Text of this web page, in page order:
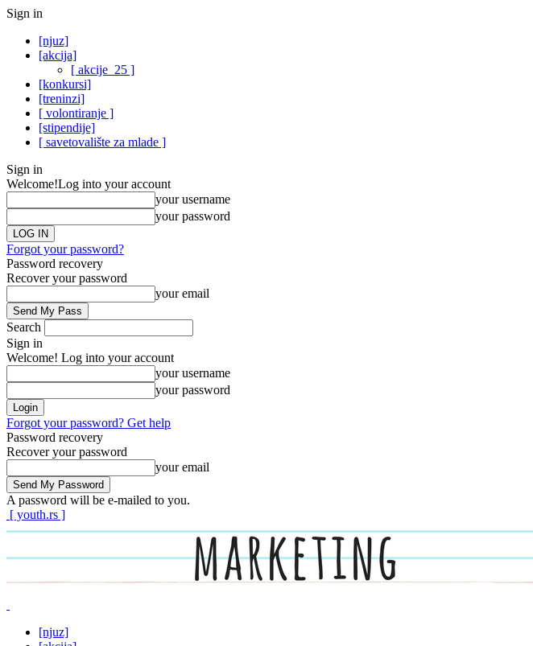
Sign in
[njuz]
[akcija]
[ akcije_25 ]
[konkursi]
[treninzi]
[ volontiranje ]
[stipendije]
[ savetovalište za mlade ]
Sign in
Welcome!Log into your account
your username
your password
Forgot your password?
Password recovery
Recover your password
your email
Search
Sign in
Welcome! Log into your account
your username
your password
Forgot your password? Get help
Password recovery
Recover your password
your email
A password will be e-mailed to you.
[ youth.rs ]
[njuz]